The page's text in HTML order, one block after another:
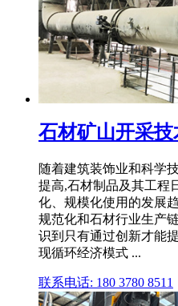
石材矿山开采
随着建筑装饰业和科学
提高,石材制品及其工程
化、规模化使用的发展
规范化和石材行业生产
识到只有通过创新才能
现循环经济模式 ...
联系电话: 180 3780 8511